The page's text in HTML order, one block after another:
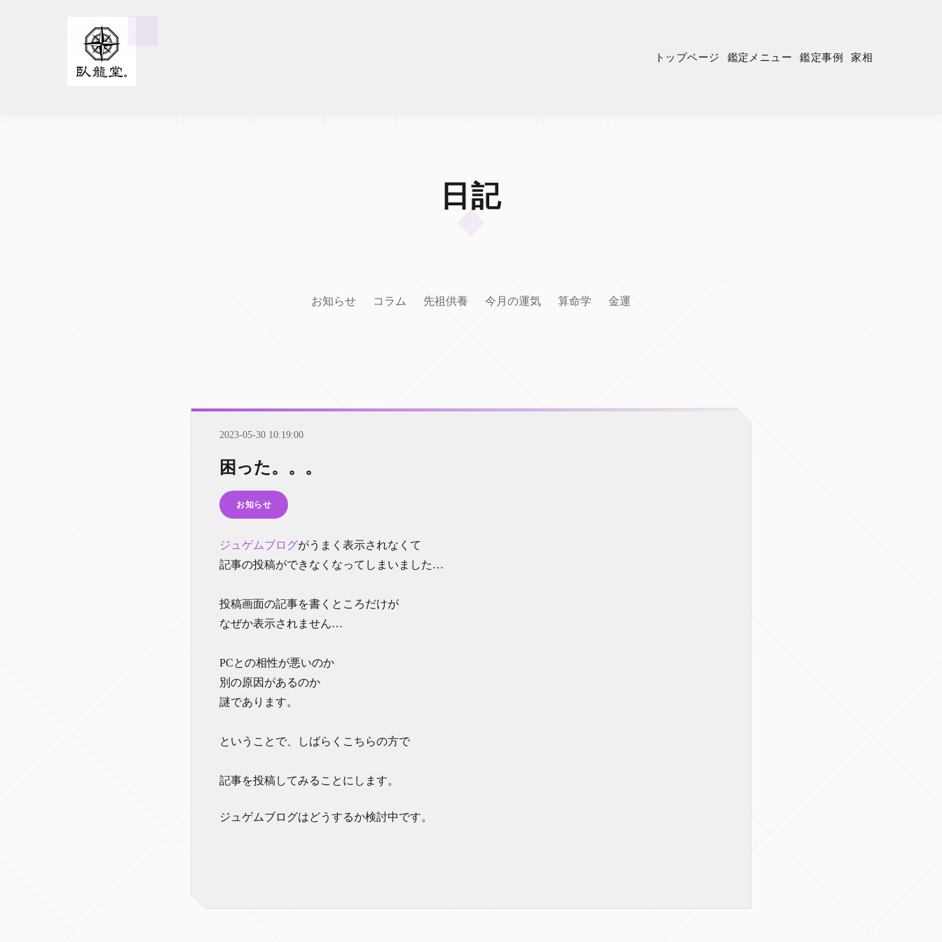
トップページ 鑑定メニュー 鑑定事例 家相
日記
お知らせ コラム 先祖供養 今月の運気 算命学 金運
2023-05-30 10:19:00
困った。。。
お知らせ
ジュゲムブログがうまく表示されなくて
記事の投稿ができなくなってしまいました…
投稿画面の記事を書くところだけが
なぜか表示されません…
PCとの相性が悪いのか
別の原因があるのか
謎であります。
ということで、しばらくこちらの方で
記事を投稿してみることにします。
ジュゲムブログはどうするか検討中です。